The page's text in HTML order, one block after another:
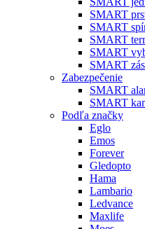
SMART
SMART
SMART
SMART
SMART
Zabezpečenie
SMART
SMART
Podľa značky
Eglo
Emos
Forever
Gledopto
Hama
Lambario
Ledvance
Maxlife